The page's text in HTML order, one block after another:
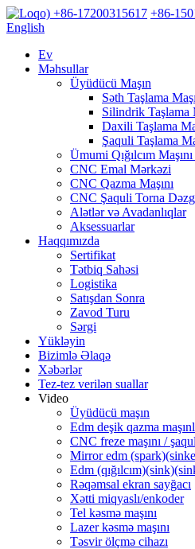
+86-17200315617 +86-
English
Ev
Məhsullar
Üyüdücü Maşın
Səth Taşlama
Silindrik Taşlama
Daxili Taşlama
Şaquli Taşlama
Ümumi Qığılcım
CNC Emal Mərkəzi
CNC Qazma Maşını
CNC Şaquli Torna
Alətlər və Avadanlıqlar
Aksessuarlar
Haqqımızda
Sertifikat
Tətbiq Sahəsi
Logistika
Satışdan Sonra
Zavod Turu
Sərgi
Yükləyin
Bizimlə Əlaqə
Xəbərlər
Tez-tez verilən suallar
Video
Üyüdücü maşın
Edm deşik qazma
CNC freze maşını /
Mirror edm
Edm
Rəqəmsal ekran sayğacı
Xətti miqyaslı/enkoder
Tel kəsmə maşını
Lazer kəsmə maşını
Təsvir ölçmə cihazı